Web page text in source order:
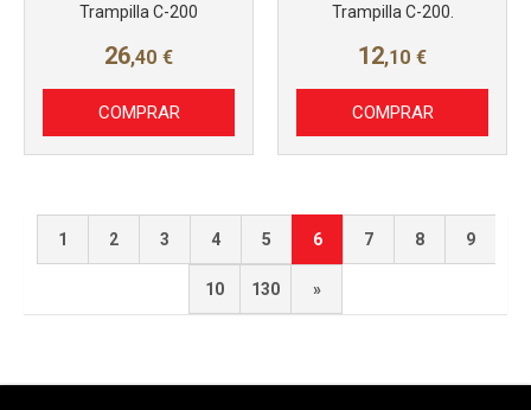
Trampilla C-200
26,40 €
COMPRAR
Trampilla C-200.
12,10 €
COMPRAR
1 2 3 4 5 6 7 8 9
10 130 »